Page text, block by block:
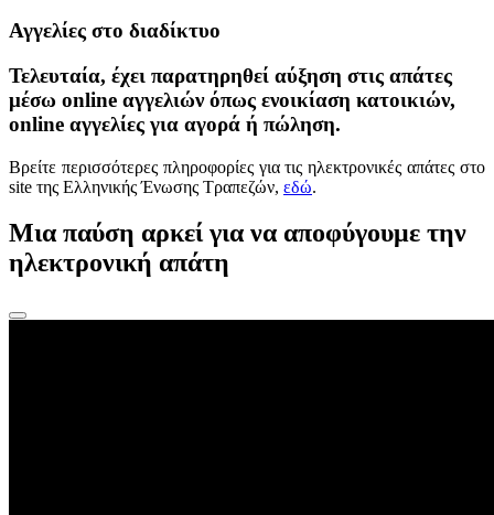
Αγγελίες στο διαδίκτυο
Τελευταία, έχει παρατηρηθεί αύξηση στις απάτες
μέσω online αγγελιών όπως ενοικίαση κατοικιών,
online αγγελίες για αγορά ή πώληση.
Βρείτε περισσότερες πληροφορίες για τις ηλεκτρονικές απάτες στο
site της Ελληνικής Ένωσης Τραπεζών, εδώ.
Μια παύση αρκεί για να αποφύγουμε την
ηλεκτρονική απάτη